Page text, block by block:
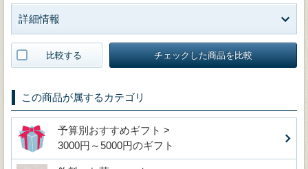
詳細情報
比較する チェックした商品を比較
この商品が属するカテゴリ
予算別おすすめギフト >
3000円～5000円のギフト